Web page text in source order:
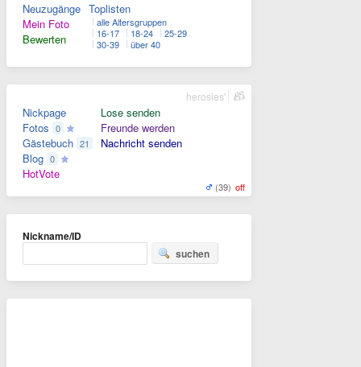
Neuzugänge
Mein Foto
Bewerten
Toplisten
alle Altersgruppen
16-17
18-24
25-29
30-39
über 40
Nickpage
Fotos 0
Gästebuch 21
Blog 0
HotVote
Lose senden
Freunde werden
Nachricht senden
(39) off
herosies'
Nickname/ID
suchen